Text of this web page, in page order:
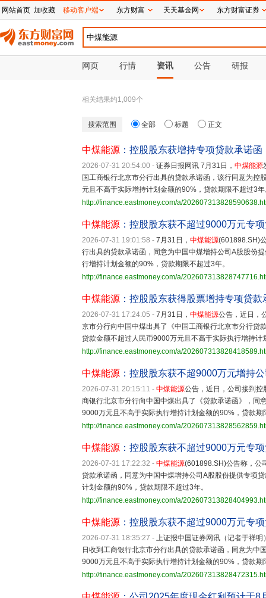
网页 行情 资讯 公告 研报
相关结果约1,009个
搜索范围 全部 标题 正文
中煤能源 ：控股股东获增持专项贷款承诺函
2026-07-31 20:54:00 - 证券日报网讯 7月31日， 中煤能源
国工商银行北京市分行出具的贷款承诺函，该行同意为
元且不高于实际增持计划金额的90%，贷款期限不超过3
http://finance.eastmoney.com/a/
中煤能源 ：控股股东获不超过9000万元专
2026-07-31 19:01:58 - 7月31日， 中煤能源(601898.SH)
行出具的贷款承诺函，同意为中国中煤增持公司A股股份
行增持计划金额的90%，贷款期限不超过3年。
http://finance.eastmoney.com/a/
中煤能源 ：控股股东获得股票增持专项贷款
2026-07-31 17:24:05 - 7月31日， 中煤能源公告，近日，
京市分行向中国中煤出具了《中国工商银行北京市分行贷
贷款金额不超过人民币9000万元且不高于实际执行增持
http://finance.eastmoney.com/a/
中煤能源 ：控股股东获不超9000万元增持
2026-07-31 20:15:11 - 中煤能源公告，近日，公司接到控
商银行北京市分行向中国中煤出具了《贷款承诺函》，同
9000万元且不高于实际执行增持计划金额的90%，贷款期
http://finance.eastmoney.com/a/
中煤能源 ：控股股东获不超过9000万元专
2026-07-31 17:22:32 - 中煤能源(601898.SH)公告称，公
贷款承诺函，同意为中国中煤增持公司A股股份提供专项
计划金额的90%，贷款期限不超过3年。
http://finance.eastmoney.com/a/
中煤能源 ：控股股东获不超过9000万元专
2026-07-31 18:35:27 - 上证报中国证券网讯（记者于祥明
日收到工商银行北京市分行出具的贷款承诺函，同意为
9000万元且不高于实际执行增持计划金额的90%，贷款期
http://finance.eastmoney.com/a/
网站首页 加收藏 移动客户端 东方财富 天天基金网 东方财富证券